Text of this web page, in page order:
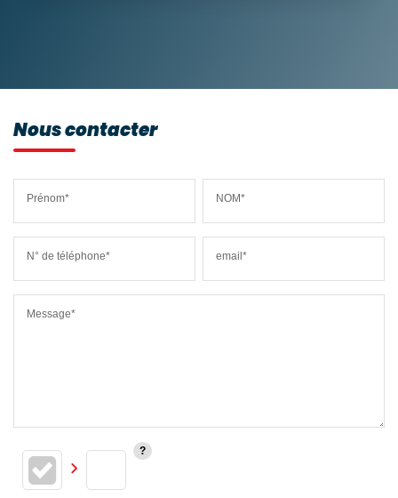
Nous contacter
Prénom* NOM*
N° de téléphone* email*
Message*